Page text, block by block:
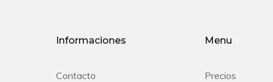
Informaciones
Contacto
Menu
Precios